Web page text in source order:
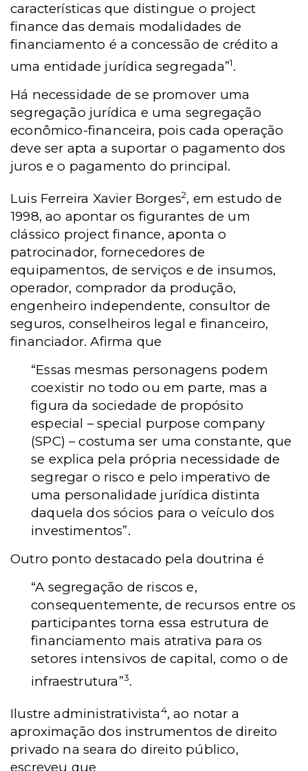
características que distingue o project
finance das demais modalidades de
financiamento é a concessão de crédito a
uma entidade jurídica segregada”1.
Há necessidade de se promover uma
segregação jurídica e uma segregação
econômico-financeira, pois cada operação
deve ser apta a suportar o pagamento dos
juros e o pagamento do principal.
Luis Ferreira Xavier Borges2, em estudo de
1998, ao apontar os figurantes de um
clássico project finance, aponta o
patrocinador, fornecedores de
equipamentos, de serviços e de insumos,
operador, comprador da produção,
engenheiro independente, consultor de
seguros, conselheiros legal e financeiro,
financiador. Afirma que
“Essas mesmas personagens podem
coexistir no todo ou em parte, mas a
figura da sociedade de propósito
especial – special purpose company
(SPC) – costuma ser uma constante, que
se explica pela própria necessidade de
segregar o risco e pelo imperativo de
uma personalidade jurídica distinta
daquela dos sócios para o veículo dos
investimentos”.
Outro ponto destacado pela doutrina é
“A segregação de riscos e,
consequentemente, de recursos entre os
participantes torna essa estrutura de
financiamento mais atrativa para os
setores intensivos de capital, como o de
infraestrutura”3.
Ilustre administrativista4, ao notar a
aproximação dos instrumentos de direito
privado na seara do direito público,
escreveu que